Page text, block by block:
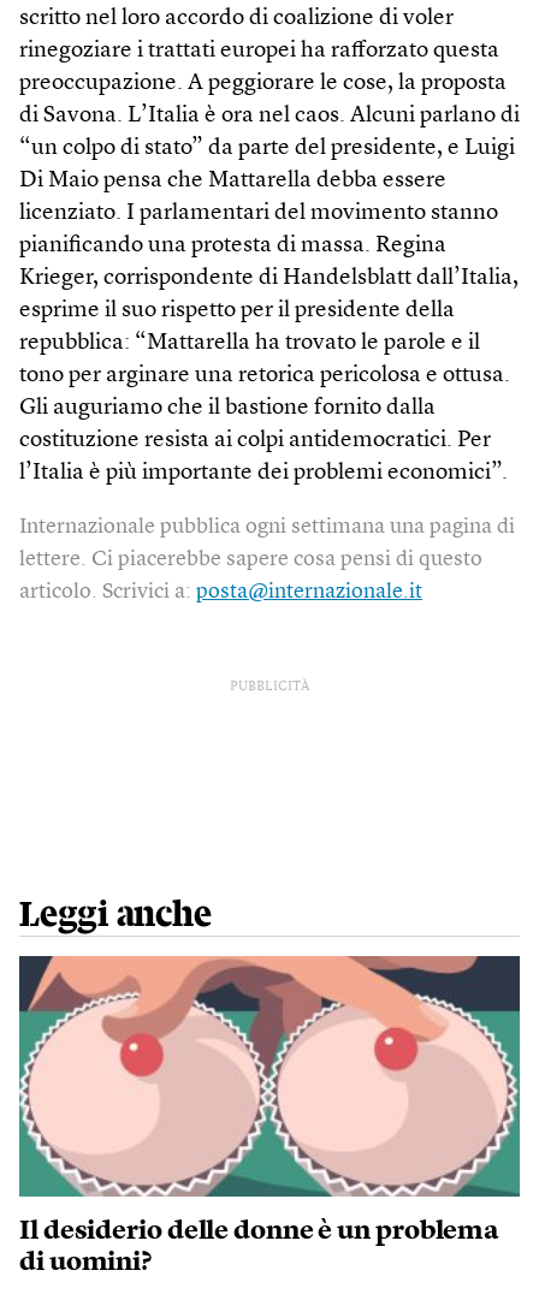
scritto nel loro accordo di coalizione di voler
rinegoziare i trattati europei ha rafforzato questa
preoccupazione. A peggiorare le cose, la proposta
di Savona. L’Italia è ora nel caos. Alcuni parlano di
“un colpo di stato” da parte del presidente, e Luigi
Di Maio pensa che Mattarella debba essere
licenziato. I parlamentari del movimento stanno
pianificando una protesta di massa. Regina
Krieger, corrispondente di Handelsblatt dall’Italia,
esprime il suo rispetto per il presidente della
repubblica: “Mattarella ha trovato le parole e il
tono per arginare una retorica pericolosa e ottusa.
Gli auguriamo che il bastione fornito dalla
costituzione resista ai colpi antidemocratici. Per
l’Italia è più importante dei problemi economici”.
Internazionale pubblica ogni settimana una pagina di
lettere. Ci piacerebbe sapere cosa pensi di questo
articolo. Scrivici a: posta@internazionale.it
PUBBLICITÀ
Leggi anche
Il desiderio delle donne è un problema
di uomini?